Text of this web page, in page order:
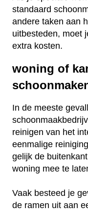
standaard
andere taken aan
uitbesteden, moet
extra kosten.
woning of
In de meeste
reinigen van het
eenmalige
gelijk de
woning mee te
Vaak besteed je
de ramen uit aan